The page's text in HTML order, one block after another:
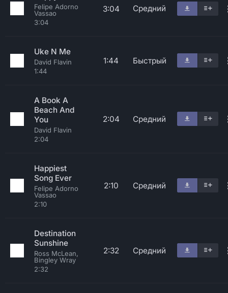
Felipe Adorno
Vassao
3:04
3:04 Средний
Uke N Me
David Flavin
1:44
1:44 Быстрый
A Book A
Beach And
You
David Flavin
2:04
2:04 Средний
Happiest
Song Ever
Felipe Adorno
Vassao
2:10
2:10 Средний
Destination
Sunshine
Ross McLean,
Bingley Wray
2:32
2:32 Средний